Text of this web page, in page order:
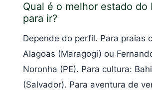
Qual é o melhor estado do
para ir?
Depende do perfil. Para praias
Alagoas (Maragogi) ou
Noronha (PE). Para cultura:
(Salvador). Para aventura de